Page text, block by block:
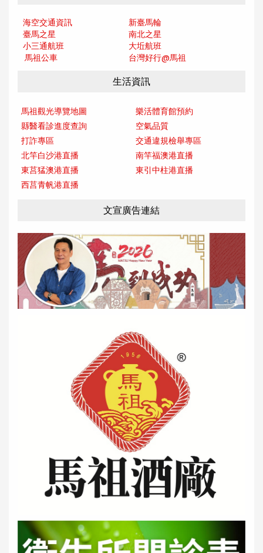
海空交通資訊
新臺馬輪
臺馬之星
南北之星
小三通航班
大坵航班
馬祖公車
台灣好行@馬祖
生活資訊
馬祖觀光導覽地圖
樂活體育館預約
縣醫看診進度查詢
空氣品質
打詐專區
交通違規檢舉專區
北竿白沙港直播
南竿福澳港直播
東莒猛澳港直播
東引中柱港直播
西莒青帆港直播
文宣廣告連結